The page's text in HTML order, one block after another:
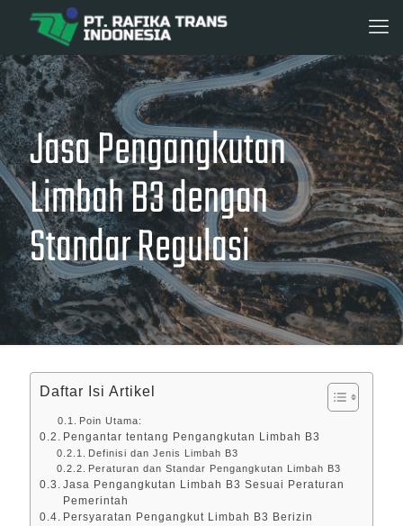
Jasa Pengangkutan
Limbah B3 dengan
Standar Regulasi
Daftar Isi Artikel
Poin Utama:
Pengantar tentang Pengangkutan Limbah B3
Definisi dan Jenis Limbah B3
Peraturan dan Standar Pengangkutan Limbah B3
Jasa Pengangkutan Limbah B3 Sesuai Peraturan
Pemerintah
Persyaratan Pengangkut Limbah B3 Berizin